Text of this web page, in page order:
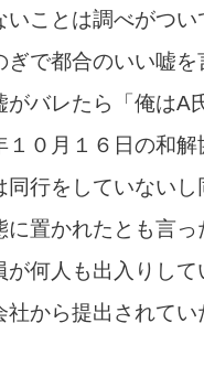
ことは調べがつ
ぎで都合のいい嘘
がバレたら「俺はA
１０月１６日の和
同行をしていない
に置かれたとも言
が何人も出入りし
社から提出されて